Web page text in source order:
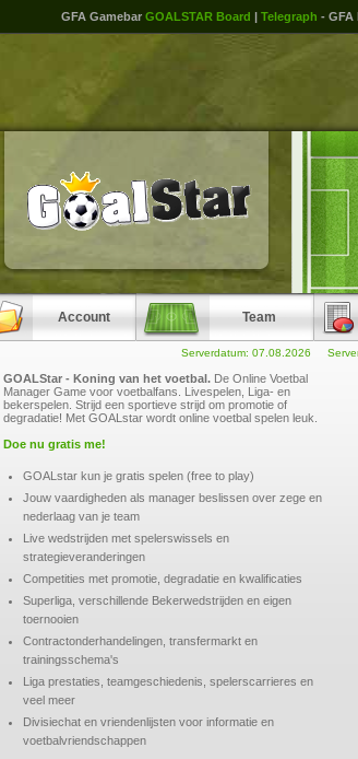
GFA Gamebar GOALSTAR Board | Telegraph - GFA
Account Team
Serverdatum: 07.08.2026
GOALStar - Koning van het voetbal. De Online Voetbal
Manager Game voor voetbalfans. Livespelen, Liga- en
bekerspelen. Strijd een sportieve strijd om promotie of
degradatie! Met GOALstar wordt online voetbal spelen leuk.
Doe nu gratis me!
GOALstar kun je gratis spelen (free to play)
Jouw vaardigheden als manager beslissen over zege en
nederlaag van je team
Live wedstrijden met spelerswissels en
strategieveranderingen
Competities met promotie, degradatie en kwalificaties
Superliga, verschillende Bekerwedstrijden en eigen
toernooien
Contractonderhandelingen, transfermarkt en
trainingsschema's
Liga prestaties, teamgeschiedenis, spelerscarrieres en
veel meer
Divisiechat en vriendenlijsten voor informatie en
voetbalvriendschappen